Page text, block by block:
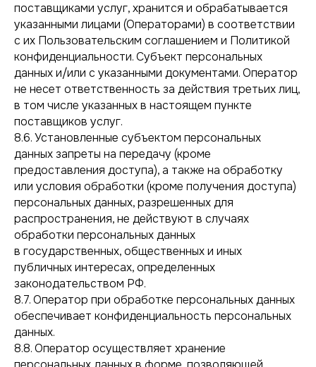
поставщиками услуг, хранится и обрабатывается
указанными лицами (Операторами) в соответствии
с их Пользовательским соглашением и Политикой
конфиденциальности. Субъект персональных
данных и/или с указанными документами. Оператор
не несет ответственность за действия третьих лиц,
в том числе указанных в настоящем пункте
поставщиков услуг.
8.6. Установленные субъектом персональных
данных запреты на передачу (кроме
предоставления доступа), а также на обработку
или условия обработки (кроме получения доступа)
персональных данных, разрешенных для
распространения, не действуют в случаях
обработки персональных данных
в государственных, общественных и иных
публичных интересах, определенных
законодательством РФ.
8.7. Оператор при обработке персональных данных
обеспечивает конфиденциальность персональных
данных.
8.8. Оператор осуществляет хранение
пр. Ленина, 8, офис 712
Екатеринбург
КОНТАКТЫ
© 2026 ООО «Зона проектирования»
конфиденциальности